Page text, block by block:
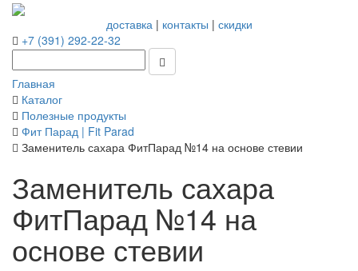
доставка| контакты | скидки
+7 (391) 292-22-32
Главная
Каталог
Полезные продукты
Фит Парад | Fit Parad
Заменитель сахара ФитПарад №14 на основе стевии
Заменитель сахара
ФитПарад №14 на
основе стевии